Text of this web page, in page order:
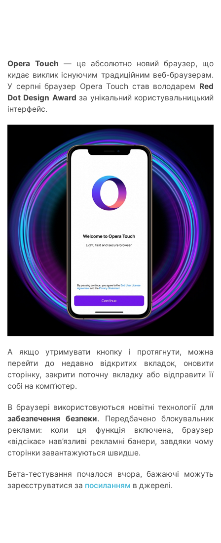
Opera Touch — це абсолютно новий браузер, що
кидає виклик існуючим традиційним веб-браузерам.
У серпні браузер Opera Touch став володарем Red
Dot Design Award за унікальний користувальницький
інтерфейс.
А якщо утримувати кнопку і протягнути, можна
перейти до недавно відкритих вкладок, оновити
сторінку, закрити поточну вкладку або відправити її
собі на комп’ютер.
В браузері використовуються новітні технології для
забезпечення безпеки. Передбачено блокувальник
реклами: коли ця функція включена, браузер
«відсікає» нав’язливі рекламні банери, завдяки чому
сторінки завантажуються швидше.
Бета-тестування почалося вчора, бажаючі можуть
зареєструватися за посиланням в джерелі.